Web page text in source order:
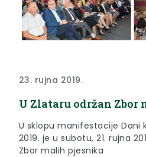
23. rujna 2019.
U Zlataru održan Zbor
U sklopu manifestacije Dani
2019. je u subotu, 21. rujna
Zbor malih pjesnika